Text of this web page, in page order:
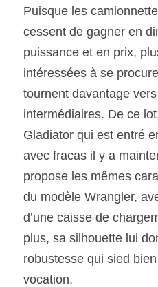
SOUMISSION
ASSURANCE
Puisque les
cessent de gagner en
puissance et en prix,
intéressées à se
tournent davantage
intermédiaires. De ce
Gladiator qui est entré
avec fracas il y a
propose les mêmes
du modèle Wrangler,
d’une caisse de
plus, sa silhouette lui
robustesse qui sied
vocation.